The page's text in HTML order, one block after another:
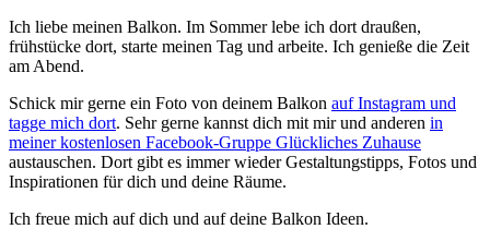
Ich liebe meinen Balkon. Im Sommer lebe ich dort draußen,
frühstücke dort, starte meinen Tag und arbeite. Ich genieße die Zeit
am Abend.
Schick mir gerne ein Foto von deinem Balkon auf Instagram und
tagge mich dort. Sehr gerne kannst dich mit mir und anderen in
meiner kostenlosen Facebook-Gruppe Glückliches Zuhause
austauschen. Dort gibt es immer wieder Gestaltungstipps, Fotos und
Inspirationen für dich und deine Räume.
Ich freue mich auf dich und auf deine Balkon Ideen.